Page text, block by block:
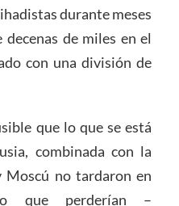
durante meses
de miles en el
con una división de
que lo que se está
combinada con la
Moscú no tardaron en
que perderían –